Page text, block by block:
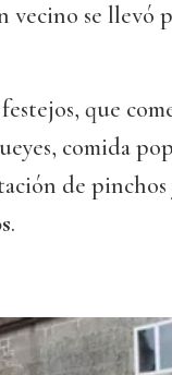
vecino se llevó
que
comida
de pinchos
.